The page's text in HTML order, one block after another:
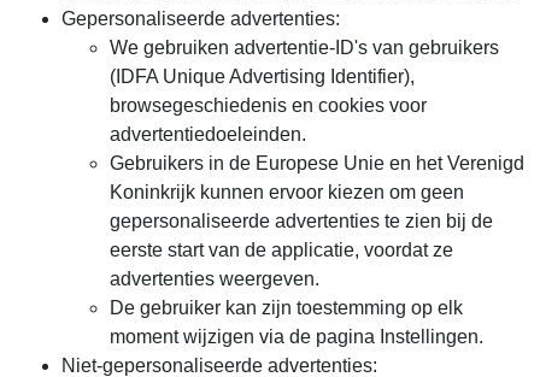
Gepersonaliseerde advertenties:
We gebruiken advertentie-ID's van gebruikers
(IDFA Unique Advertising Identifier),
browsegeschiedenis en cookies voor
advertentiedoeleinden.
Gebruikers in de Europese Unie en het Verenigd
Koninkrijk kunnen ervoor kiezen om geen
gepersonaliseerde advertenties te zien bij de
eerste start van de applicatie, voordat ze
advertenties weergeven.
De gebruiker kan zijn toestemming op elk
moment wijzigen via de pagina Instellingen.
Niet-gepersonaliseerde advertenties: